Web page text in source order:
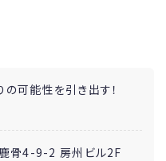
可能性を引き出す！
骨4-9-2 房州ビル2F